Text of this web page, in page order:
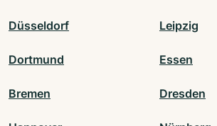
Düsseldorf Leipzig
Dortmund Essen
Bremen Dresden